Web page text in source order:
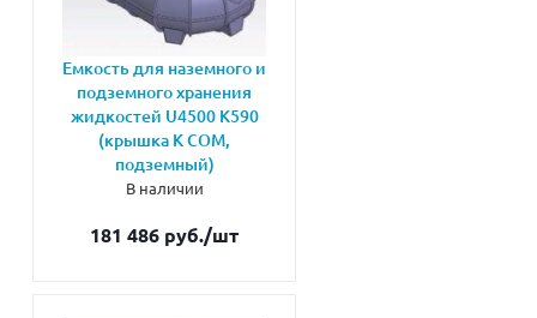
Емкость для наземного и
подземного хранения
жидкостей U4500 K590
(крышка К СОМ,
подземный)
В наличии
181 486 руб./шт